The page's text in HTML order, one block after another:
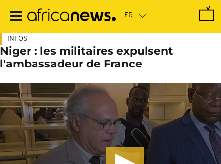
contenu
INFOS
Niger : les militaires expulsent
l'ambassadeur de France